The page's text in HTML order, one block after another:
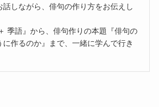
話しながら、俳句の作り方をお伝えし
季語』から、俳句作りの本題『俳句の
に作るのか』まで、一緒に学んで行き